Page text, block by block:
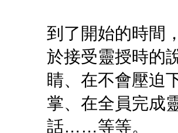
到了開始的時間
於接受靈授時的
睛、在不會壓迫
掌、在全員完成
話……等等。